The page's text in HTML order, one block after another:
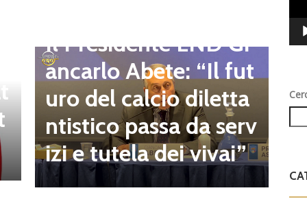
Il Presidente LND Gi
ancarlo Abete: “Il fut
uro del calcio diletta
ntistico passa da serv
izi e tutela dei vivai”